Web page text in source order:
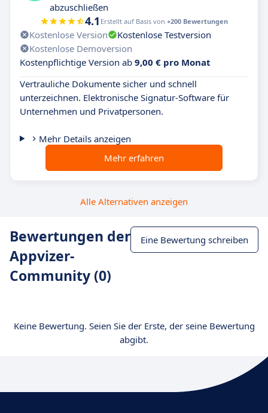
abzuschließen
4.1 Erstellt auf Basis von +200 Bewertungen
Kostenlose Version
Kostenlose Testversion
Kostenlose Demoversion
Kostenpflichtige Version ab 9,00 € pro Monat
Vertrauliche Dokumente sicher und schnell
unterzeichnen. Elektronische Signatur-Software für
Unternehmen und Privatpersonen.
Mehr Details anzeigen
Mehr erfahren
Alle Alternativen anzeigen
Bewertungen der
Appvizer-
Community (0)
Eine Bewertung schreiben
Keine Bewertung. Seien Sie der Erste, der seine Bewertung
abgibt.